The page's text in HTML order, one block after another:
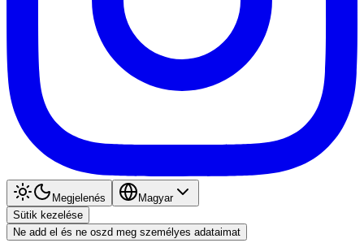
Megjelenés
Magyar
Sütik kezelése
Ne add el és ne oszd meg személyes adataimat